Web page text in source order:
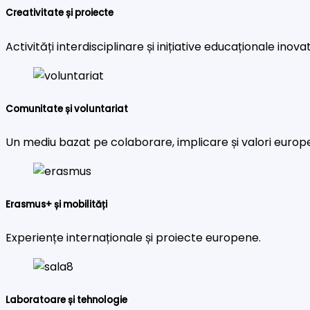
Creativitate și proiecte
Activități interdisciplinare și inițiative educaționale
Comunitate și voluntariat
Un mediu bazat pe colaborare, implicare și valori
Erasmus+ și mobilități
Experiențe internaționale și proiecte europene.
Laboratoare și tehnologie